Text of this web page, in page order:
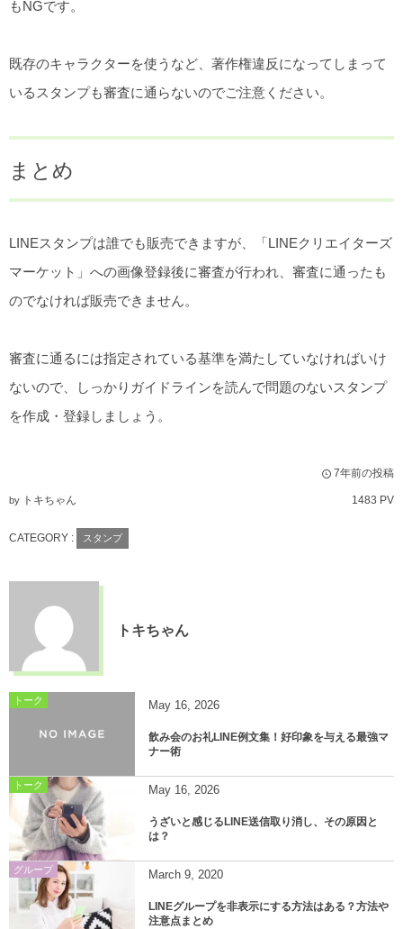
もNGです。
既存のキャラクターを使うなど、著作権違反になってしまって
いるスタンプも審査に通らないのでご注意ください。
まとめ
LINEスタンプは誰でも販売できますが、「LINEクリエイターズ
マーケット」への画像登録後に審査が行われ、審査に通ったも
のでなければ販売できません。
審査に通るには指定されている基準を満たしていなければいけ
ないので、しっかりガイドラインを読んで問題のないスタンプ
を作成・登録しましょう。
7年前の投稿
by トキちゃん 1483 PV
CATEGORY : スタンプ
トキちゃん
トーク May 16, 2026
飲み会のお礼LINE例文集！好印象を与える最強マ
ナー術
トーク May 16, 2026
うざいと感じるLINE送信取り消し、その原因と
は？
グループ March 9, 2020
LINEグループを非表示にする方法はある？方法や
注意点まとめ